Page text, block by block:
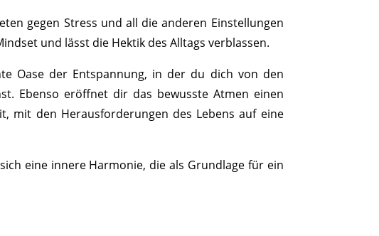
gegen Stress und all die anderen Einstellungen
und lässt die Hektik des Alltags verblassen.
Oase der Entspannung, in der du dich von den
Ebenso eröffnet dir das bewusste Atmen einen
mit den Herausforderungen des Lebens auf eine
eine innere Harmonie, die als Grundlage für ein